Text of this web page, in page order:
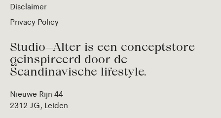
Disclaimer
Privacy Policy
Studio—Alter is een conceptstore
geïnspireerd door de
Scandinavische lifestyle.
Nieuwe Rijn 44
2312 JG, Leiden